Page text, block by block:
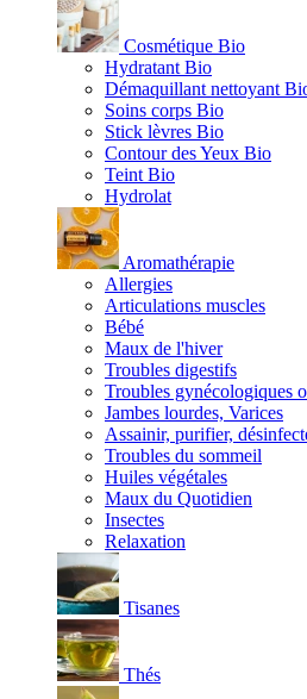
Cosmétique Bio
Hydratant Bio
Démaquillant nettoyant
Soins corps Bio
Stick lèvres Bio
Contour des Yeux Bio
Teint Bio
Hydrolat
Aromathérapie
Allergies
Articulations muscles
Bébé
Maux de l'hiver
Troubles digestifs
Troubles gynécologiques
Jambes lourdes, Varices
Assainir, purifier,
Troubles du sommeil
Huiles végétales
Maux du Quotidien
Insectes
Relaxation
Tisanes
Thés